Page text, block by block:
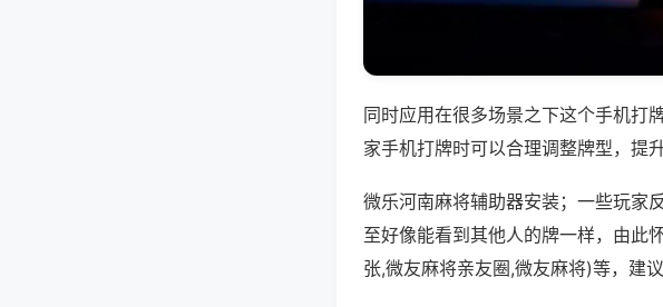
同时应用在很多场景之下这个手机打
家手机打牌时可以合理调整牌型，提
微乐河南麻将辅助器安装；一些玩家
至好像能看到其他人的牌一样，由此
张,微友麻将亲友圈,微友麻将)等，建